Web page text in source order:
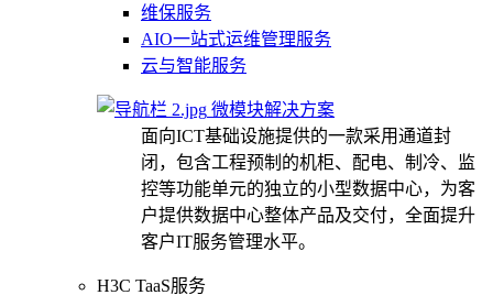
维保服务
AIO一站式运维管理服务
云与智能服务
微模块解决方案
面向ICT基础设施提供的一款采用通道封
闭，包含工程预制的机柜、配电、制冷、监
控等功能单元的独立的小型数据中心，为客
户提供数据中心整体产品及交付，全面提升
客户IT服务管理水平。
H3C TaaS服务